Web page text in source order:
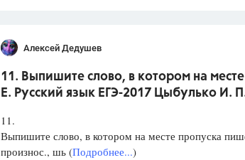
Алексей Дедушев
11. Выпишите слово, в котором на
Е. Русский язык ЕГЭ-2017 Цыбулько И.
11.
Выпишите слово, в котором на месте пропуска
произнос., шь (Подробнее...)